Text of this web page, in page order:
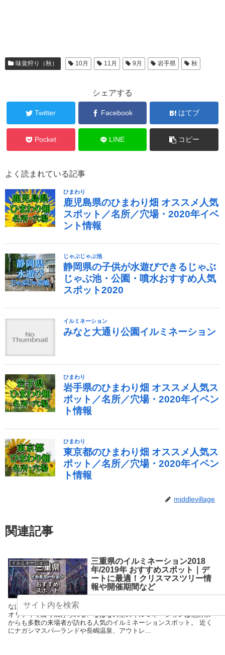
味覚狩り（秋） 10月 11月 9月 岩手県 秋
シェアする
Twitter Facebook はてブ
Pocket LINE コピー
よく読まれている記事
middlevillage
関連記事
イルミネーション
三重県のイルミネーション2018
年/2019年 おすすめスポット｜デ
ートに最適！クリスマスツリー情
報や開催期間など
なばなの里イルミネーション 国内最大級のスケールと世界最高峰のク
オリティで繰り広げられる、なばなの里のイルミネーションは他府県
からも多数の来場者が訪れる人気のイルミネーションスポット。 近く
にナガシマスパ―ランドや長嶋温泉、アウトレ...